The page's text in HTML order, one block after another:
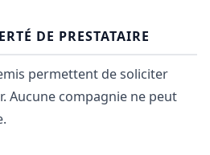
DE PRESTATAIRE
permettent de soliciter
Aucune compagnie ne peut